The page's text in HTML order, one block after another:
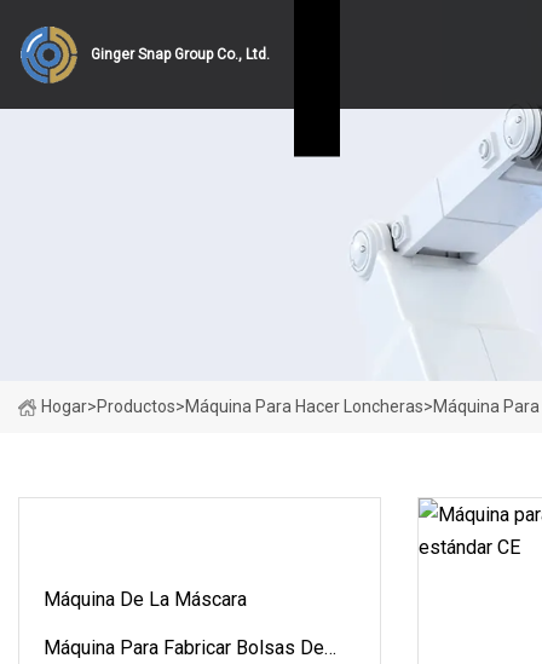
Ginger Snap Group Co., Ltd.
Hogar>Productos>Máquina Para Hacer Loncheras>Máquina
Máquina De La Máscara
Máquina Para Fabricar Bolsas De